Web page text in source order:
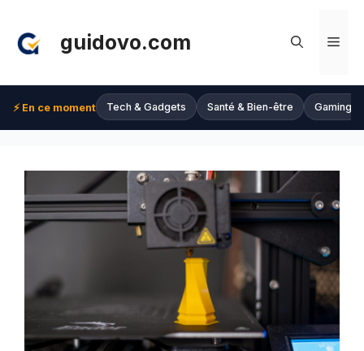
contenu
guidovo.com
⚡ En ce moment Tech & Gadgets Santé & Bien-être Gaming